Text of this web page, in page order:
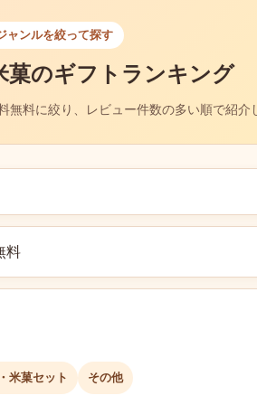
ャンルを絞って探す
菓のギフトランキング
無料に絞り、レビュー件数の多い順で紹介
料
米菓セット その他